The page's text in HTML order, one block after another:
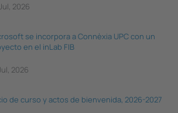
2026
se incorpora a Connèxia UPC con un
en el inLab FIB
2026
de curso y actos de bienvenida, 2026-2027